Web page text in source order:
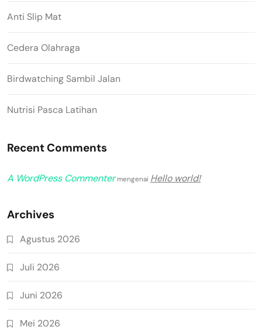
Anti Slip Mat
Cedera Olahraga
Birdwatching Sambil Jalan
Nutrisi Pasca Latihan
Recent Comments
A WordPress Commentermengenai Hello world!
Archives
Agustus 2026
Juli 2026
Juni 2026
Mei 2026